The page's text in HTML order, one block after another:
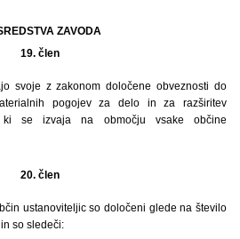
ZAVODA
19. člen
svoje z zakonom določene obveznosti do
pogojev za delo in za razširitev
ki se izvaja na območju vsake občine
20. člen
ustanoviteljic so določeni glede na število
so sledeči: